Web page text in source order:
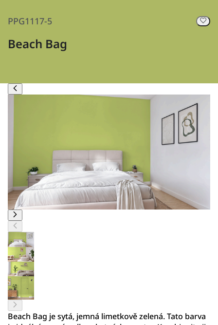
PPG1117-5
Beach Bag
Beach Bag je sytá, jemná limetkově zelená. Tato barva